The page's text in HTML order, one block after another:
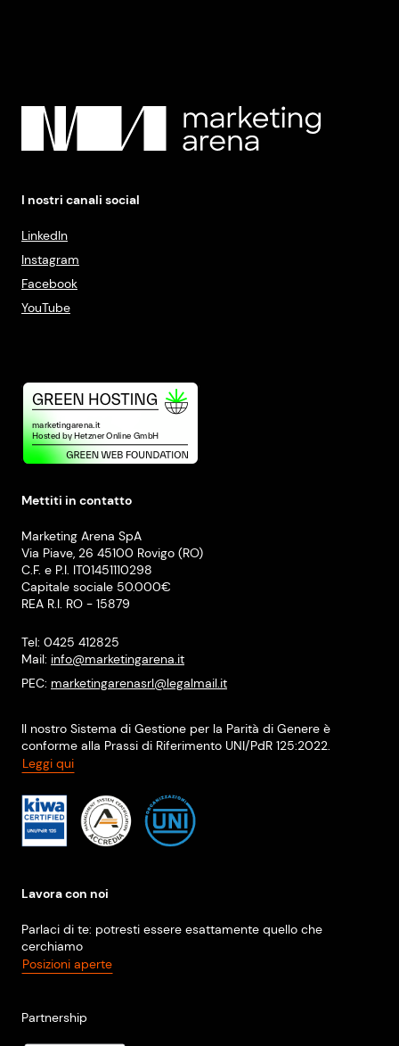
I nostri canali social
LinkedIn
Instagram
Facebook
YouTube
Mettiti in contatto
Marketing Arena SpA
Via Piave, 26 45100 Rovigo (RO)
C.F. e P.I. IT01451110298
Capitale sociale 50.000€
REA R.I. RO - 15879
Tel: 0425 412825
Mail: info@marketingarena.it
PEC: marketingarenasrl@legalmail.it
Il nostro Sistema di Gestione per la Parità di Genere è
conforme alla Prassi di Riferimento UNI/PdR 125:2022.
Leggi qui
Lavora con noi
Parlaci di te: potresti essere esattamente quello che
cerchiamo
Posizioni aperte
Partnership